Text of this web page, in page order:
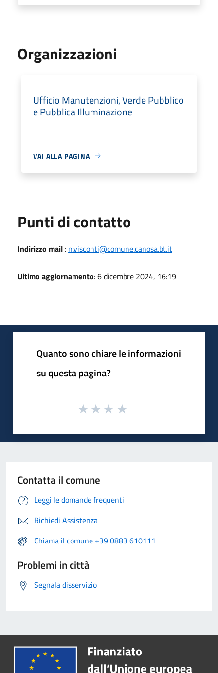
Organizzazioni
Ufficio Manutenzioni, Verde Pubblico
e Pubblica Illuminazione
VAI ALLA PAGINA
Punti di contatto
Indirizzo mail : n.visconti@comune.canosa.bt.it
Ultimo aggiornamento: 6 dicembre 2024, 16:19
Quanto sono chiare le informazioni
su questa pagina?
Contatta il comune
Leggi le domande frequenti
Richiedi Assistenza
Chiama il comune +39 0883 610111
Problemi in città
Segnala disservizio